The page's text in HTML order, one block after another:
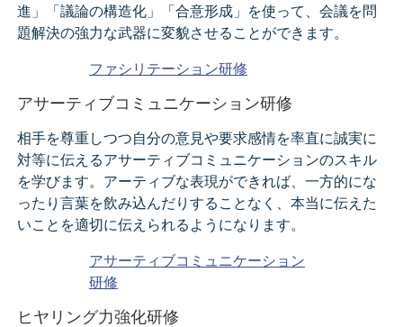
進」「議論の構造化」「合意形成」を使って、会議を問
題解決の強力な武器に変貌させることができます。
ファシリテーション研修
アサーティブコミュニケーション研修
相手を尊重しつつ自分の意見や要求感情を率直に誠実に
対等に伝えるアサーティブコミュニケーションのスキル
を学びます。アーティブな表現ができれば、一方的にな
ったり言葉を飲み込んだりすることなく、本当に伝えた
いことを適切に伝えられるようになります。
アサーティブコミュニケーション
研修
ヒヤリング力強化研修